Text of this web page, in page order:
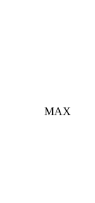
MAX